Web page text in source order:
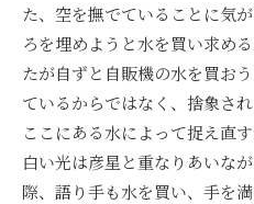
た、空を撫でていることに気
ろを埋めようと水を買い求め
たが自ずと自販機の水を買お
ているからではなく、捨象さ
ここにある水によって捉え直
白い光は彦星と重なりあいなが
際、語り手も水を買い、手を満